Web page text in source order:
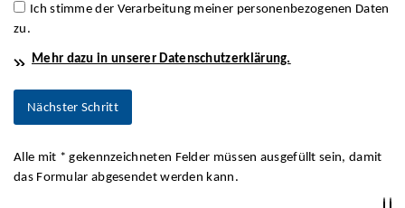
Ich stimme der Verarbeitung meiner personenbezogenen Daten
zu.
Mehr dazu in unserer Datenschutzerklärung.
Alle mit * gekennzeichneten Felder müssen ausgefüllt sein, damit
das Formular abgesendet werden kann.